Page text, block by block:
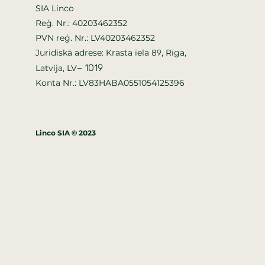
SIA Linco
Reģ. Nr.: 40203462352
PVN reģ. Nr.: LV40203462352
Juridiskā adrese: Krasta iela89, Rīga,
Latvija, LV– 1019
Konta Nr.: LV83HABA0551054125396
Linco SIA © 2023